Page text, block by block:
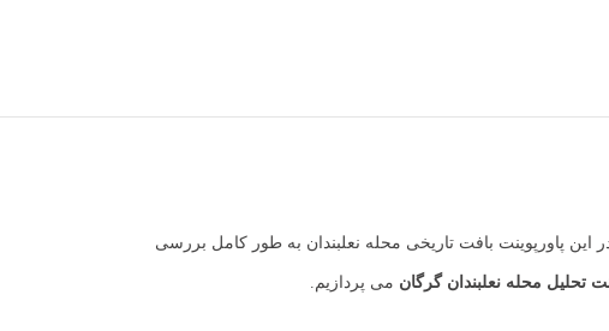
پاورپوینت بافت تاریخی محله نعلبندان به طور کامل بررسی
تحلیل محله نعلبندان گرگان می پردازیم.